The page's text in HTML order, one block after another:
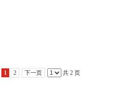
1 2 下一页 共 2 页